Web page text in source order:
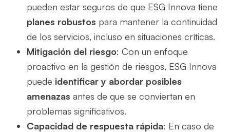
pueden estar seguros de que ESG Innova tiene
planes robustos para mantener la continuidad
de los servicios, incluso en situaciones críticas.
Mitigación del riesgo: Con un enfoque
proactivo en la gestión de riesgos, ESG Innova
puede identificar y abordar posibles
amenazas antes de que se conviertan en
problemas significativos.
Capacidad de respuesta rápida: En caso de